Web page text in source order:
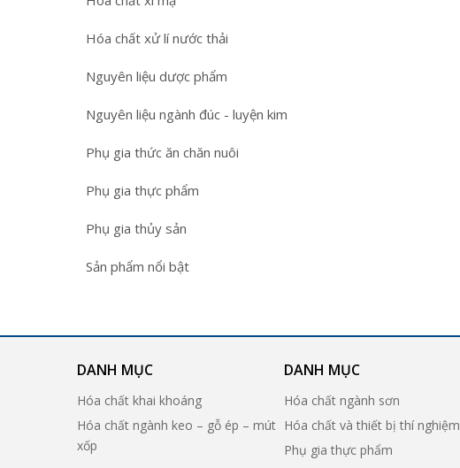
Hóa chất xử lí nước thải
Nguyên liệu dược phẩm
Nguyên liệu ngành đúc - luyện kim
Phụ gia thức ăn chăn nuôi
Phụ gia thực phẩm
Phụ gia thủy sản
Sản phẩm nổi bật
DANH MỤC
Hóa chất khai khoáng
Hóa chất ngành keo – gỗ ép – mút
xốp
DANH MỤC
Hóa chất ngành sơn
Hóa chất và thiết bị thí nghiệm
Phụ gia thực phẩm